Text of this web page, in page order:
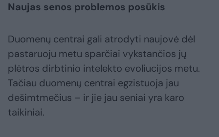
Naujas senos problemos posūkis
Duomenų centrai gali atrodyti naujovė dėl
pastaruoju metu sparčiai vykstančios jų
plėtros dirbtinio intelekto evoliucijos metu.
Tačiau duomenų centrai egzistuoja jau
dešimtmečius – ir jie jau seniai yra karo
taikiniai.